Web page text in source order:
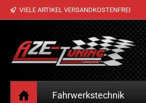
Hauptinhalt springen
Zur Suche springen
Zur Hauptnavigation springen
VIELE ARTIKEL VERSANDKOSTENFREI
Fahrwerkstechnik